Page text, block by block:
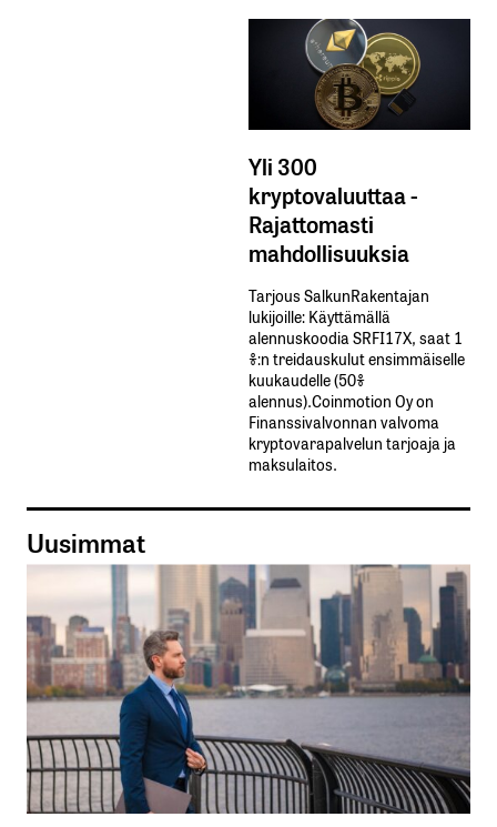
Yli 300
kryptovaluuttaa -
Rajattomasti
mahdollisuuksia
Tarjous SalkunRakentajan
lukijoille: Käyttämällä​ ​
alennuskoodia​ ​SRFI17X,​ ​saat​ ​1
%:n treidauskulut​ ​ensimmäiselle​ ​
kuukaudelle​ ​(50%​ ​
alennus).Coinmotion Oy on
Finanssivalvonnan valvoma
kryptovarapalvelun tarjoaja ja
maksulaitos.
Uusimmat